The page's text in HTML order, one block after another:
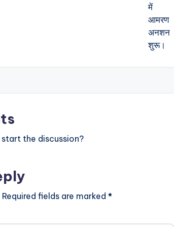
start the discussion?
Required fields are marked *